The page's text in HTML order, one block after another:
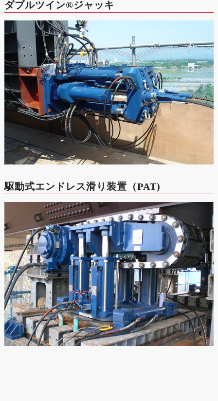
ダブルツイン®ジャッキ
駆動式エンドレス滑り装置（PAT)